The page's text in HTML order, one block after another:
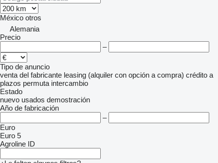
México otros
Alemania
Precio
–
Tipo de anuncio
venta del fabricante leasing (alquiler con opción a compra) crédito a
plazos permuta intercambio
Estado
nuevo usados demostración
Año de fabricación
–
Euro
Euro 5
Agroline ID